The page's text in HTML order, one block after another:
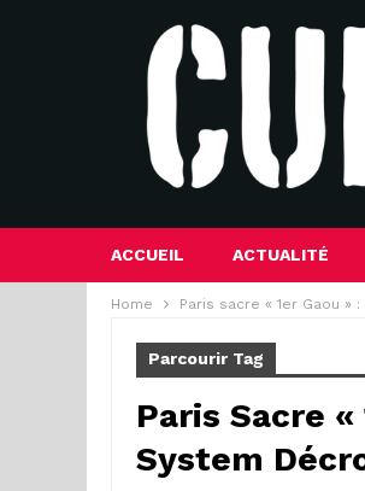
ACCUEIL ACTUALITÉ
Home Paris sacre « 1er Gaou
Parcourir Tag
Paris Sacre
System